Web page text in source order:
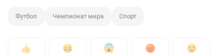
Футбол Чемпионат мира Спорт